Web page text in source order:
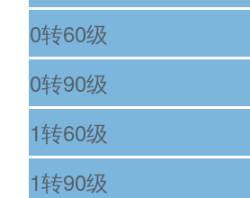
0转60级
0转90级
1转60级
1转90级